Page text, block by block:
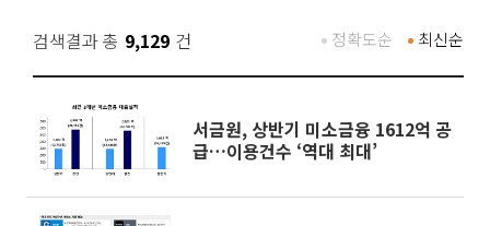
검색결과 총 9,129 건 최신순
정확도순
서금원, 상반기 미소금융 1612억 공
급…이용건수 ‘역대 최대’